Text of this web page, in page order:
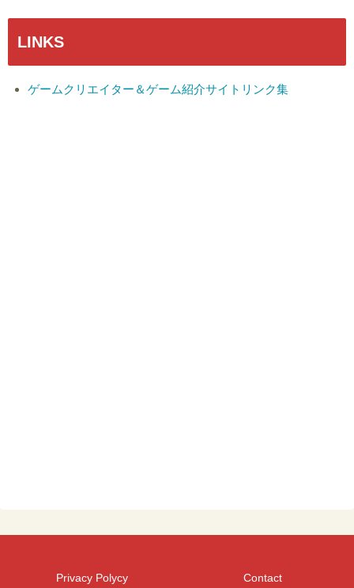
LINKS
ゲームクリエイター＆ゲーム紹介サイトリンク集
Privacy Polycy Contact